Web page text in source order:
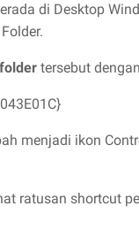
di Desktop
tersebut
menjadi ikon
ratusan shortcut